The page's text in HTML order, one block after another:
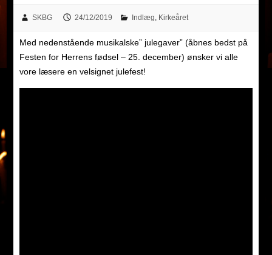
SKBG 24/12/2019 Indlæg Kirkeåret
Med nedenstående musikalske” julegaver” (åbnes bedst på
Festen for Herrens fødsel – 25. december) ønsker vi alle
vore læsere en velsignet julefest!